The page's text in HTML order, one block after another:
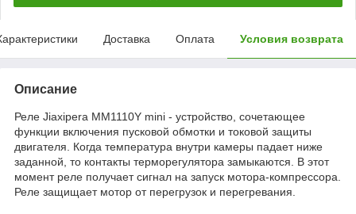
Доставка Оплата Условия возврата
Описание
Реле Jiaxipera MM1110Y mini - устройство, сочетающее
функции включения пусковой обмотки и токовой защиты
двигателя. Когда температура внутри камеры падает ниже
заданной, то контакты терморегулятора замыкаются. В этот
момент реле получает сигнал на запуск мотора-компрессора.
Реле защищает мотор от перегрузок и перегревания.